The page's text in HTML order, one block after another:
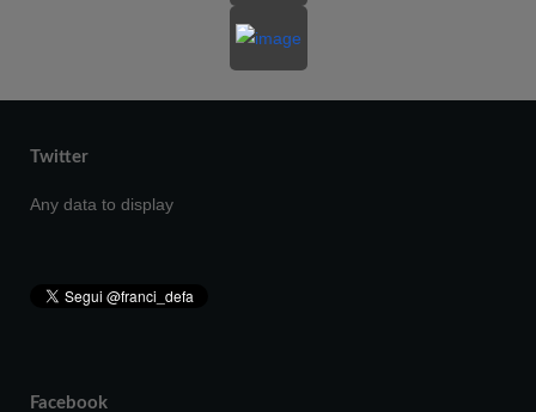
Twitter
Any data to display
Facebook